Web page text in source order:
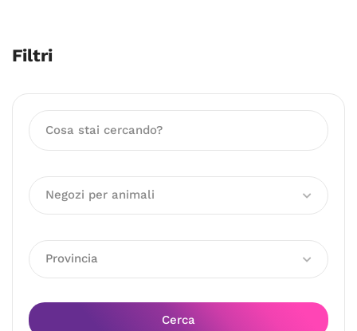
Filtri
Negozi per animali
Provincia
Cerca